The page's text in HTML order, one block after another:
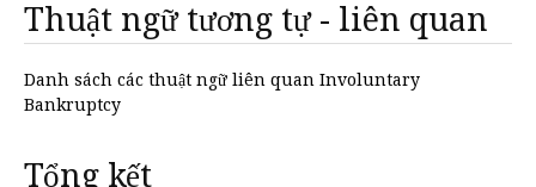
Thuật ngữ tương tự - liên quan
Danh sách các thuật ngữ liên quan Involuntary
Bankruptcy
Tổng kết